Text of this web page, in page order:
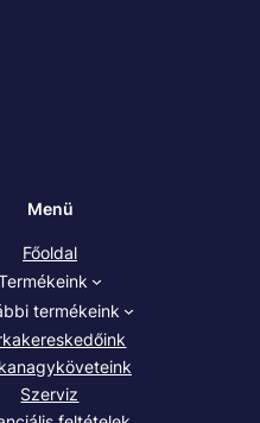
Menü
Főoldal
termékeink
Szerviz